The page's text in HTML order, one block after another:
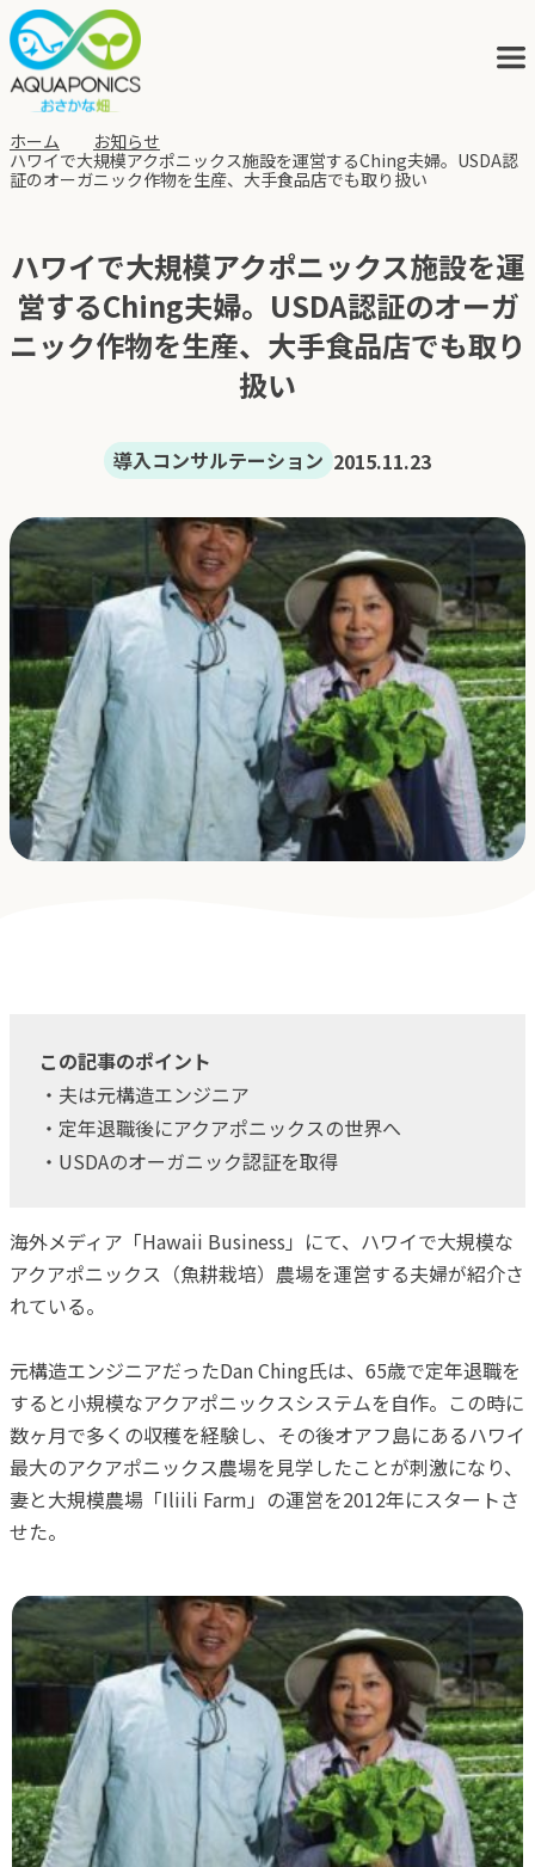
サービス
ブログ
会社概要
アクポニの歩み
採用
よくある質問
お問合せプライバシーポリシー
ホーム
お知らせ
ハワイで大規模アクポニックス施設を運営するChing夫婦。USDA認
証のオーガニック作物を生産、大手食品店でも取り扱い
ハワイで大規模アクポニックス施設を運
営するChing夫婦。USDA認証のオーガ
ニック作物を生産、大手食品店でも取り
扱い
導入コンサルテーション 2015.11.23
この記事のポイント
・夫は元構造エンジニア
・定年退職後にアクアポニックスの世界へ
・USDAのオーガニック認証を取得
海外メディア「Hawaii Business」にて、ハワイで大規模な
アクアポニックス（魚耕栽培）農場を運営する夫婦が紹介さ
れている。
元構造エンジニアだったDan Ching氏は、65歳で定年退職を
すると小規模なアクアポニックスシステムを自作。この時に
数ヶ月で多くの収穫を経験し、その後オアフ島にあるハワイ
最大のアクアポニックス農場を見学したことが刺激になり、
妻と大規模農場「Iliili Farm」の運営を2012年にスタートさ
せた。